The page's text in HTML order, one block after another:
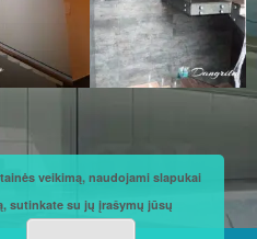
veikimą, naudojami slapukai
sutinkate su jų įrašymų jūsų